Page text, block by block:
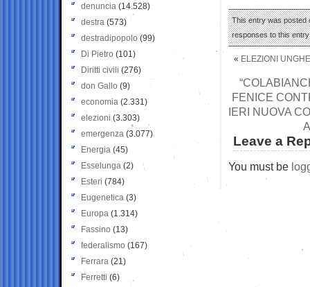
This entry was posted
responses to this
« ELEZIONI
FENICE
IERI NUOVA
Leave a
You must be
denuncia (14.528)
destra (573)
destradipopolo (99)
Di Pietro (101)
Diritti civili (276)
don Gallo (9)
economia (2.331)
elezioni (3.303)
emergenza (3.077)
Energia (45)
Esselunga (2)
Esteri (784)
Eugenetica (3)
Europa (1.314)
Fassino (13)
federalismo (167)
Ferrara (21)
Ferretti (6)